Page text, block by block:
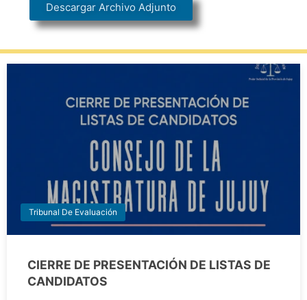
Descargar Archivo Adjunto
Tribunal De Evaluación
CIERRE DE PRESENTACIÓN DE LISTAS DE
CANDIDATOS